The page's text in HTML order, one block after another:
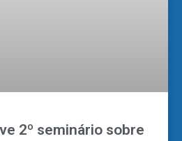
2º seminário sobre